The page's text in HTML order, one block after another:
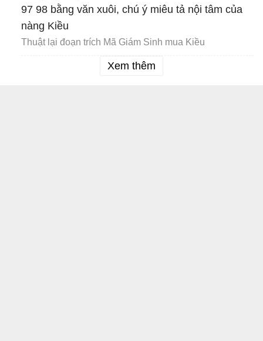
97 98 bằng văn xuôi, chú ý miêu tả nội tâm của
nàng Kiều
Thuật lại đoạn trích Mã Giám Sinh mua Kiều
Xem thêm